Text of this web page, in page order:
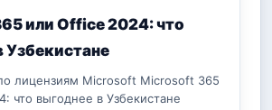
или Office 2024: что
Узбекистане
лицензиям Microsoft Microsoft 365
что выгоднее в Узбекистане